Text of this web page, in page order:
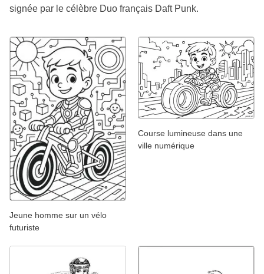
signée par le célèbre Duo français Daft Punk.
Jeune homme sur un vélo
futuriste
Course lumineuse dans une
ville numérique